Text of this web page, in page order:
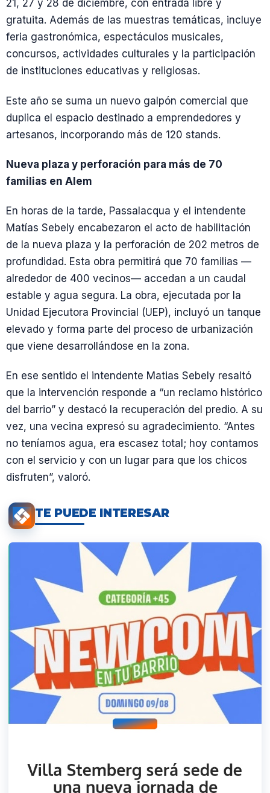
21, 27 y 28 de diciembre, con entrada libre y
gratuita. Además de las muestras temáticas, incluye
feria gastronómica, espectáculos musicales,
concursos, actividades culturales y la participación
de instituciones educativas y religiosas.
Este año se suma un nuevo galpón comercial que
duplica el espacio destinado a emprendedores y
artesanos, incorporando más de 120 stands.
Nueva plaza y perforación para más de 70
familias en Alem
En horas de la tarde, Passalacqua y el intendente
Matías Sebely encabezaron el acto de habilitación
de la nueva plaza y la perforación de 202 metros de
profundidad. Esta obra permitirá que 70 familias —
alrededor de 400 vecinos— accedan a un caudal
estable y agua segura. La obra, ejecutada por la
Unidad Ejecutora Provincial (UEP), incluyó un tanque
elevado y forma parte del proceso de urbanización
que viene desarrollándose en la zona.
En ese sentido el intendente Matias Sebely resaltó
que la intervención responde a “un reclamo histórico
del barrio” y destacó la recuperación del predio. A su
vez, una vecina expresó su agradecimiento. “Antes
no teníamos agua, era escasez total; hoy contamos
con el servicio y con un lugar para que los chicos
disfruten”, valoró.
TE PUEDE INTERESAR